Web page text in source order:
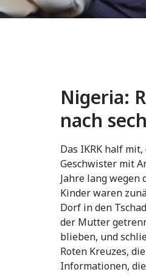
Nigeria:
nach
Das IKRK half
Geschwister mit
Jahre lang
Kinder waren
Dorf in den
der Mutter
blieben, und
Roten Kreuzes,
Informationen,